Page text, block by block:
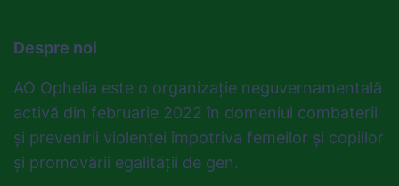
Despre noi
AO Ophelia este o organizație neguvernamentală
activă din februarie 2022 în domeniul combaterii
și prevenirii violenței împotriva femeilor și copiilor
și promovării egalității de gen.